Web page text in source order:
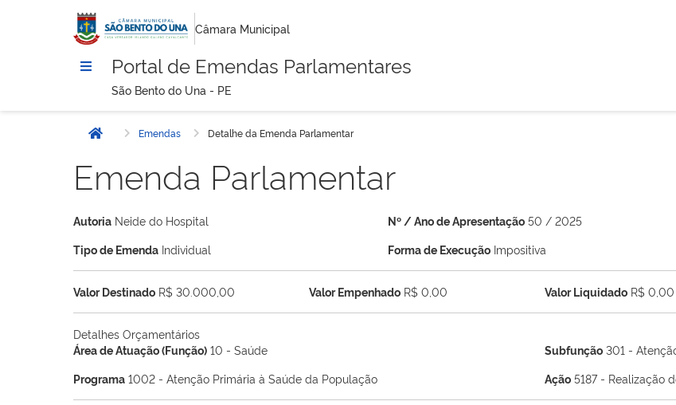
Câmara Municipal
Portal de Emendas Parlamentares
São Bento do Una - PE
Início Emendas Detalhe da Emenda Parlamentar
Emenda Parlamentar
Autoria Neide do Hospital Nº / Ano de Apresentação 50 / 2025
Tipo de Emenda Individual Forma de Execução Impositiva
Valor Destinado R$ 30.000,00 Valor Empenhado R$ 0,00 Valor Liquidado R$ 0,00
Detalhes Orçamentários
Área de Atuação (Função) 10 - Saúde Subfunção 301 -
Programa 1002 - Atenção Primária à Saúde da População Ação 5187 - Realização